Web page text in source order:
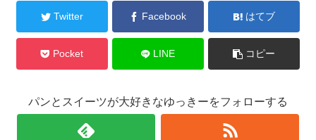
Twitter Facebook はてブ
Pocket LINE コピー
パンとスイーツが大好きなゆっきーをフォローする